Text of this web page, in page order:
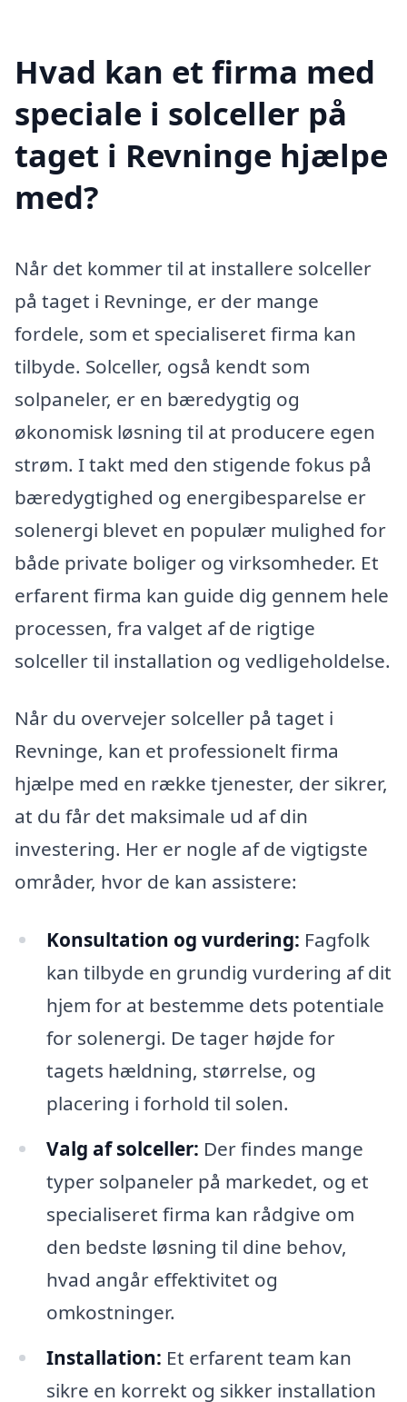
Hvad kan et firma med
speciale i solceller på
taget i Revninge hjælpe
med?
Når det kommer til at installere solceller
på taget i Revninge, er der mange
fordele, som et specialiseret firma kan
tilbyde. Solceller, også kendt som
solpaneler, er en bæredygtig og
økonomisk løsning til at producere egen
strøm. I takt med den stigende fokus på
bæredygtighed og energibesparelse er
solenergi blevet en populær mulighed for
både private boliger og virksomheder. Et
erfarent firma kan guide dig gennem hele
processen, fra valget af de rigtige
solceller til installation og vedligeholdelse.
Når du overvejer solceller på taget i
Revninge, kan et professionelt firma
hjælpe med en række tjenester, der sikrer,
at du får det maksimale ud af din
investering. Her er nogle af de vigtigste
områder, hvor de kan assistere:
Konsultation og vurdering: Fagfolk
kan tilbyde en grundig vurdering af dit
hjem for at bestemme dets potentiale
for solenergi. De tager højde for
tagets hældning, størrelse, og
placering i forhold til solen.
Valg af solceller: Der findes mange
typer solpaneler på markedet, og et
specialiseret firma kan rådgive om
den bedste løsning til dine behov,
hvad angår effektivitet og
omkostninger.
Installation: Et erfarent team kan
sikre en korrekt og sikker installation